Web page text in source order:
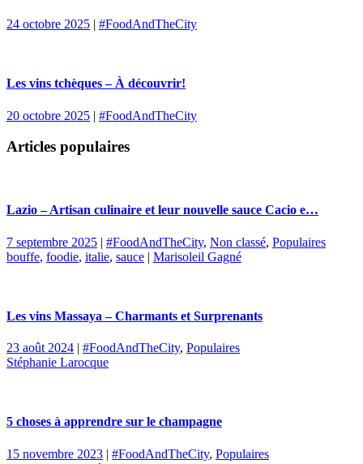
24 octobre 2025 | #FoodAndTheCity
Les vins tchèques – À découvrir!
20 octobre 2025 | #FoodAndTheCity
Articles populaires
Lazio – Artisan culinaire et leur nouvelle sauce Cacio e…
7 septembre 2025 | #FoodAndTheCity, Non classé, Populaires
bouffe, foodie, italie, sauce | Marisoleil Gagné
Les vins Massaya – Charmants et Surprenants
23 août 2024 | #FoodAndTheCity, Populaires
Stéphanie Larocque
5 choses à apprendre sur le champagne
15 novembre 2023 | #FoodAndTheCity, Populaires